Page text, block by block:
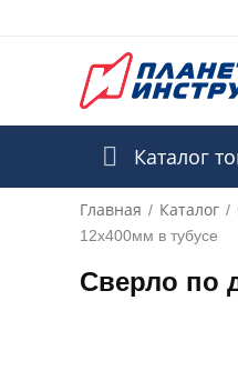
Каталог
Главная / Каталог /
12х400мм в тубусе
Сверло по